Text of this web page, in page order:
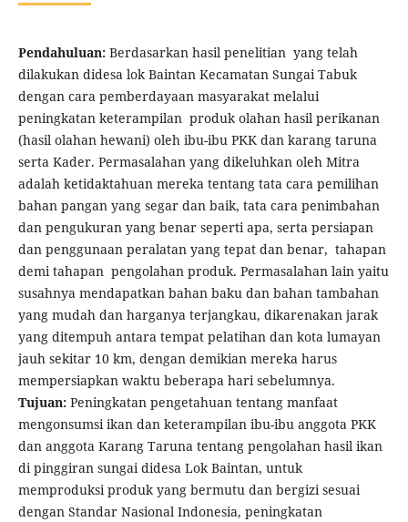
Pendahuluan: Berdasarkan hasil penelitian yang telah
dilakukan didesa lok Baintan Kecamatan Sungai Tabuk
dengan cara pemberdayaan masyarakat melalui
peningkatan keterampilan produk olahan hasil perikanan
(hasil olahan hewani) oleh ibu-ibu PKK dan karang taruna
serta Kader. Permasalahan yang dikeluhkan oleh Mitra
adalah ketidaktahuan mereka tentang tata cara pemilihan
bahan pangan yang segar dan baik, tata cara penimbahan
dan pengukuran yang benar seperti apa, serta persiapan
dan penggunaan peralatan yang tepat dan benar, tahapan
demi tahapan pengolahan produk. Permasalahan lain yaitu
susahnya mendapatkan bahan baku dan bahan tambahan
yang mudah dan harganya terjangkau, dikarenakan jarak
yang ditempuh antara tempat pelatihan dan kota lumayan
jauh sekitar 10 km, dengan demikian mereka harus
mempersiapkan waktu beberapa hari sebelumnya.
Tujuan:Peningkatan pengetahuan tentang manfaat
mengonsumsi ikan dan keterampilan ibu-ibu anggota PKK
dan anggota Karang Taruna tentang pengolahan hasil ikan
di pinggiran sungai didesa Lok Baintan, untuk
memproduksi produk yang bermutu dan bergizi sesuai
dengan Standar Nasional Indonesia, peningkatan